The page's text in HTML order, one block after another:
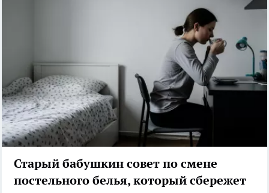
Старый бабушкин совет по смене
постельного белья, который сбережет